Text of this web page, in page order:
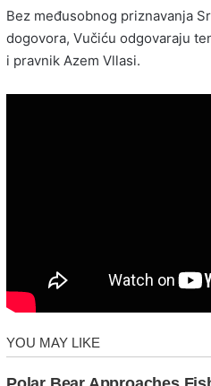
Bez međusobnog priznavanja
dogovora, Vučiću odgovaraju
i pravnik Azem Vllasi.